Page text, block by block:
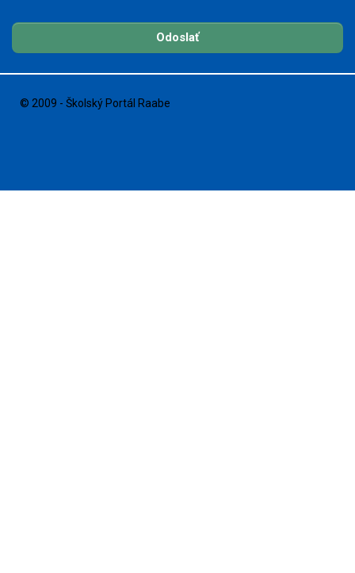
Odoslať
© 2009 - Školský Portál Raabe